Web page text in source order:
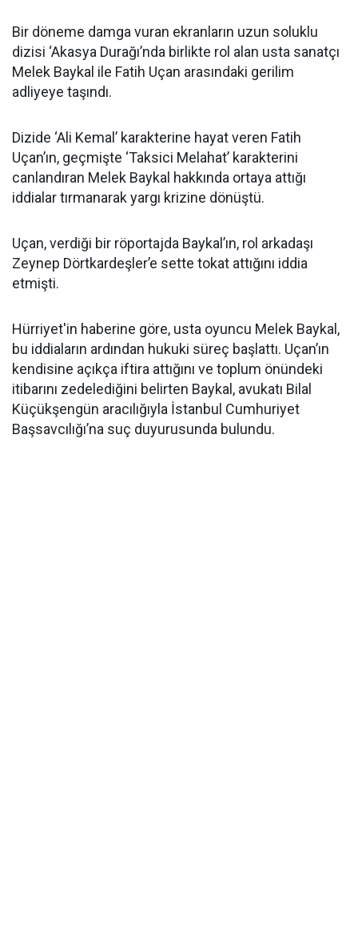
Bir döneme damga vuran ekranların uzun soluklu
dizisi ‘Akasya Durağı’nda birlikte rol alan usta sanatçı
Melek Baykal ile Fatih Uçan arasındaki gerilim
adliyeye taşındı.
Dizide ‘Ali Kemal’ karakterine hayat veren Fatih
Uçan’ın, geçmişte ‘Taksici Melahat’ karakterini
canlandıran Melek Baykal hakkında ortaya attığı
iddialar tırmanarak yargı krizine dönüştü.
Uçan, verdiği bir röportajda Baykal’ın, rol arkadaşı
Zeynep Dörtkardeşler’e sette tokat attığını iddia
etmişti.
Hürriyet'in haberine göre, usta oyuncu Melek Baykal,
bu iddiaların ardından hukuki süreç başlattı. Uçan’ın
kendisine açıkça iftira attığını ve toplum önündeki
itibarını zedelediğini belirten Baykal, avukatı Bilal
Küçükşengün aracılığıyla İstanbul Cumhuriyet
Başsavcılığı’na suç duyurusunda bulundu.